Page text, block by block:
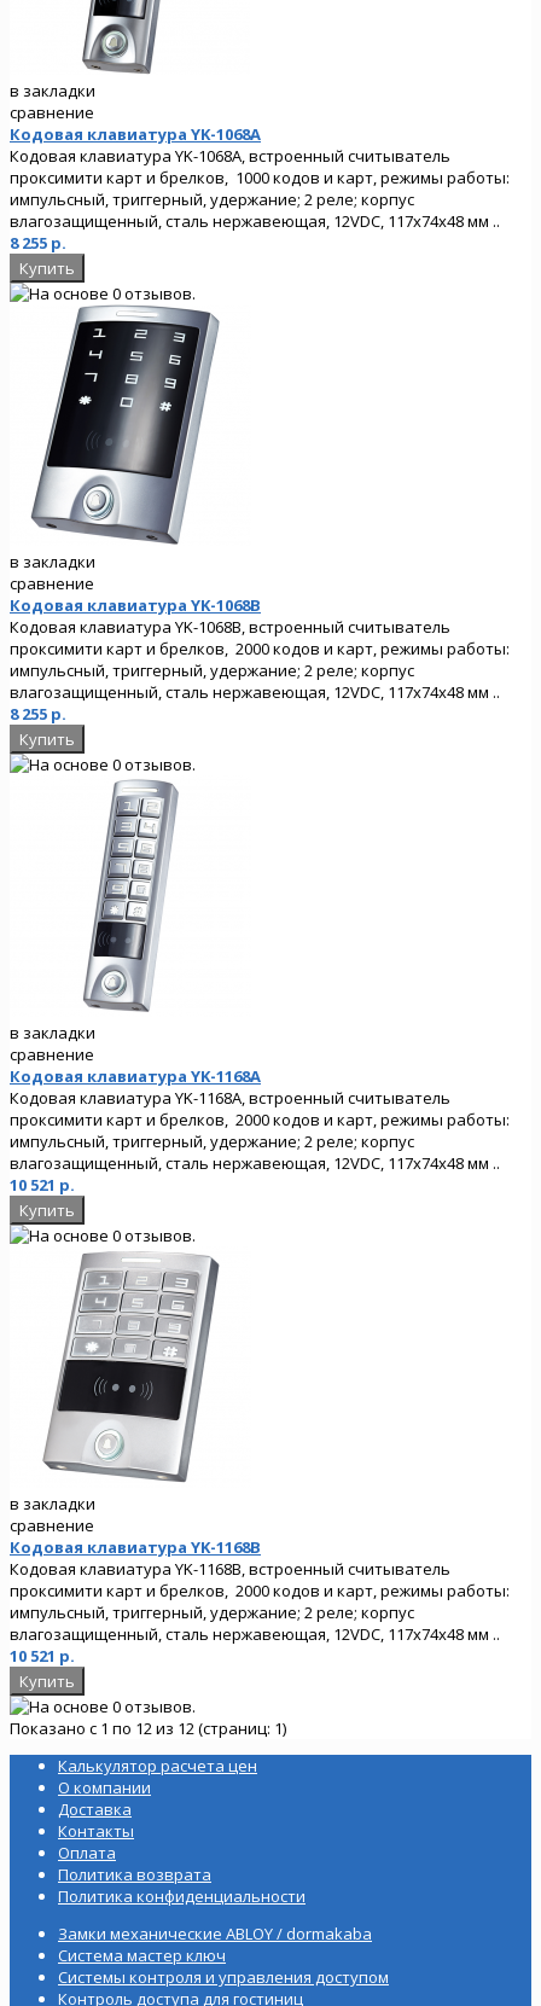
в закладки
сравнение
Кодовая клавиатура YK-1068A
Кодовая клавиатура YK-1068A, встроенный считыватель
проксимити карт и брелков, 1000 кодов и карт, режимы работы:
импульсный, триггерный, удержание; 2 реле; корпус
влагозащищенный, сталь нержавеющая, 12VDC, 117х74х48 мм ..
8 255 р.
в закладки
сравнение
Кодовая клавиатура YK-1068B
Кодовая клавиатура YK-1068B, встроенный считыватель
проксимити карт и брелков, 2000 кодов и карт, режимы работы:
импульсный, триггерный, удержание; 2 реле; корпус
влагозащищенный, сталь нержавеющая, 12VDC, 117х74х48 мм ..
8 255 р.
в закладки
сравнение
Кодовая клавиатура YK-1168A
Кодовая клавиатура YK-1168A, встроенный считыватель
проксимити карт и брелков, 2000 кодов и карт, режимы работы:
импульсный, триггерный, удержание; 2 реле; корпус
влагозащищенный, сталь нержавеющая, 12VDC, 117х74х48 мм ..
10 521 р.
в закладки
сравнение
Кодовая клавиатура YK-1168B
Кодовая клавиатура YK-1168B, встроенный считыватель
проксимити карт и брелков, 2000 кодов и карт, режимы работы:
импульсный, триггерный, удержание; 2 реле; корпус
влагозащищенный, сталь нержавеющая, 12VDC, 117х74х48 мм ..
10 521 р.
Показано с 1 по 12 из 12 (страниц: 1)
Калькулятор расчета цен
О компании
Доставка
Контакты
Оплата
Политика возврата
Политика конфиденциальности
Замки механические ABLOY / dormakaba
Система мастер ключ
Системы контроля и управления доступом
Контроль доступа для гостиниц